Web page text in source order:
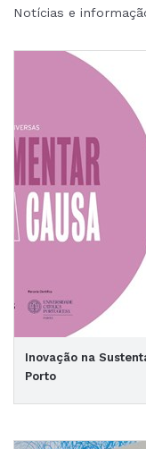
Notícias e
Inovação na
Porto